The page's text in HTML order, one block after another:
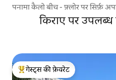
पनामा कैलो बीच - फ़्लोर पर सिर्फ़
किराए पर उपलब्ध
गेस्ट्स का टॉप फ़ेवरेट
गेस्ट्स की फ़ेवरेट